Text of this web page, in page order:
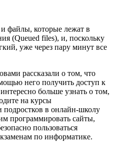
файлы, которые лежат в
(Queued files), и, поскольку
уже через пару минут все
рассказали о том, что
него получить доступ к
больше узнать о том,
на курсы
подростков в онлайн-школу
программировать сайты,
пользоваться
по информатике.